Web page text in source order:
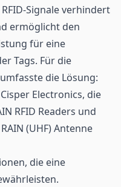
Signale verhindert
ermöglicht den
für eine
Tags. Für die
die Lösung:
Electronics, die
RFID Readers und
(UHF) Antenne
die eine